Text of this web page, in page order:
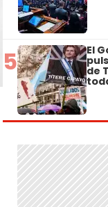
5 El
de